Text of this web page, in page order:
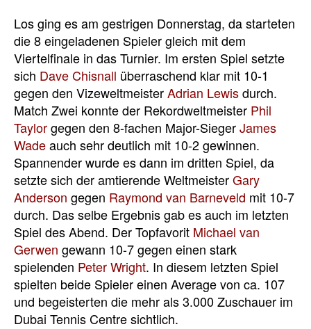
Los ging es am gestrigen Donnerstag, da starteten
die 8 eingeladenen Spieler gleich mit dem
Viertelfinale in das Turnier. Im ersten Spiel setzte
sich Dave Chisnall überraschend klar mit 10-1
gegen den VizeweltmeisterAdrian Lewisdurch.
Match Zwei konnte der Rekordweltmeister Phil
Taylorgegen den 8-fachen Major-SiegerJames
Wadeauch sehr deutlich mit 10-2 gewinnen.
Spannender wurde es dann im dritten Spiel, da
setzte sich der amtierende WeltmeisterGary
Anderson gegen Raymond van Barneveld mit 10-7
durch. Das selbe Ergebnis gab es auch im letzten
Spiel des Abend. Der Topfavorit Michael van
Gerwen gewann 10-7 gegen einen stark
spielenden Peter Wright. In diesem letzten Spiel
spielten beide Spieler einen Average von ca. 107
und begeisterten die mehr als 3.000 Zuschauer im
Dubai Tennis Centre sichtlich.